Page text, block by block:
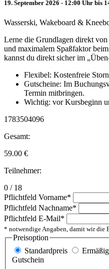
19. September 2026 - 12:00 Uhr bis
Wasserski, Wakeboard &
Lerne die Grundlagen direkt
und maximalem Spaßfaktor
kannst du direkt sicher im
Flexibel: Kostenfreie
Gutscheine: Im
Termin mitbringen.
Wichtig: vor Kursbeginn
1783504096
Gesamt:
59.00 €
Teilnehmer:
0 / 18
Pflichtfeld Vorname*
Pflichtfeld Nachname*
Pflichtfeld E-Mail*
* notwendige Angaben, damit wir die
Preisoption
Standardpreis
Gutschein